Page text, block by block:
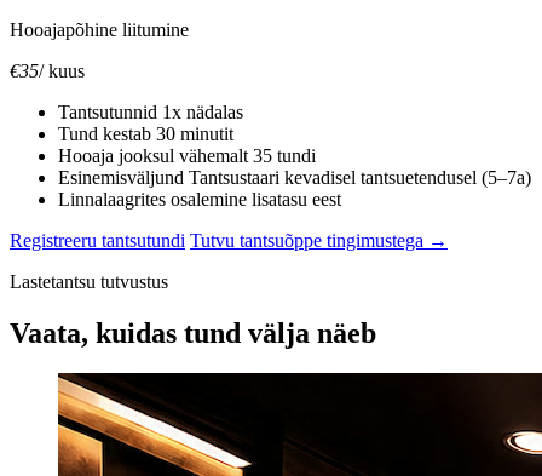
Hooajapõhine liitumine
€35/ kuus
Tantsutunnid 1x nädalas
Tund kestab 30 minutit
Hooaja jooksul vähemalt 35 tundi
Esinemisväljund Tantsustaari kevadisel tantsuetendusel (5–7a)
Linnalaagrites osalemine lisatasu eest
Registreeru tantsutundi Tutvu tantsuõppe tingimustega →
Lastetantsu tutvustus
Vaata, kuidas tund välja näeb